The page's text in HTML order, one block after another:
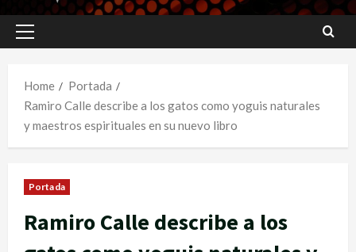
Primary
Home
Portada
Ramiro Calle describe a los gatos como yoguis naturales
y maestros espirituales en su nuevo libro
Portada
Ramiro Calle describe a los